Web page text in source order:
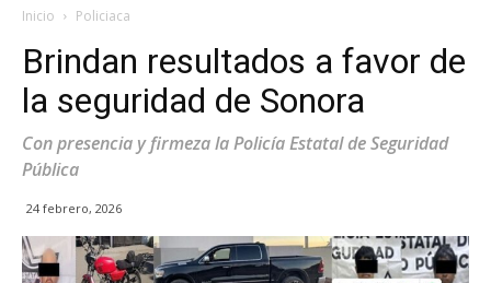
Inicio Policiaca
Brindan resultados a favor de
la seguridad de Sonora
Con presencia y firmeza la Policía Estatal de Seguridad
Pública
24 febrero, 2026